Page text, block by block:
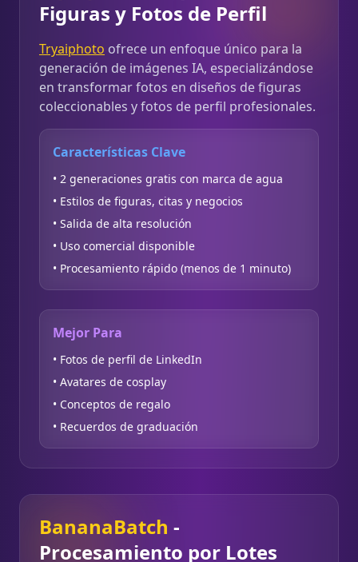
Figuras y Fotos de Perfil
Tryaiphoto ofrece un enfoque único para la
generación de imágenes IA, especializándose
en transformar fotos en diseños de figuras
coleccionables y fotos de perfil profesionales.
Características Clave
• 2 generaciones gratis con marca de agua
• Estilos de figuras, citas y negocios
• Salida de alta resolución
• Uso comercial disponible
• Procesamiento rápido (menos de 1 minuto)
Mejor Para
• Fotos de perfil de LinkedIn
• Avatares de cosplay
• Conceptos de regalo
• Recuerdos de graduación
BananaBatch -
Procesamiento por Lotes